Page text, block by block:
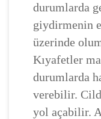
durumlarda
giydirmenin
üzerinde
Kıyafetler
durumlarda
verebilir.
yol açabilir.